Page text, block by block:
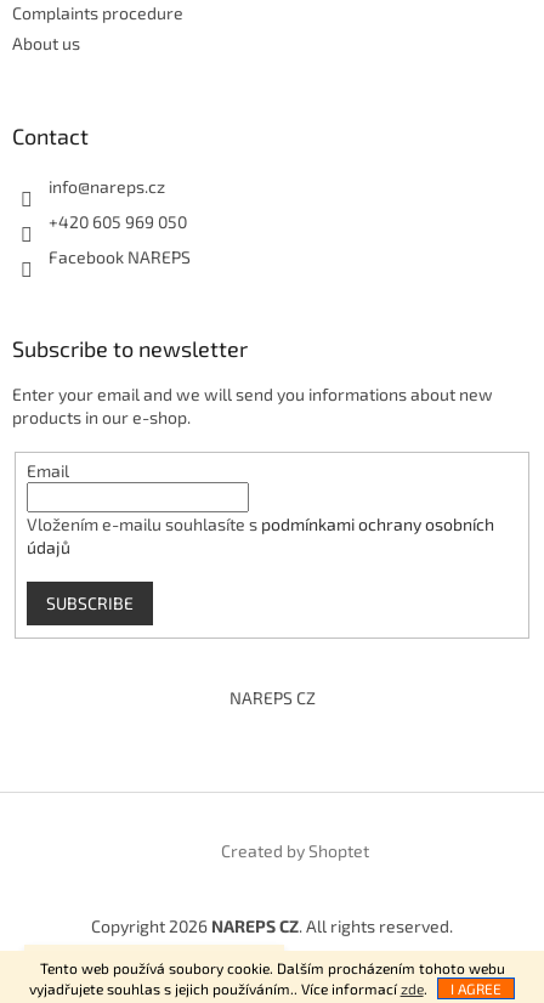
Tento web používá soubory cookie. Dalším procházením tohoto webu
vyjadřujete souhlas s jejich používáním.. Více informací zde. I AGREE
Vítejte na našem E-shopu.
Complaints procedure
About us
Contact
info@nareps.cz
+420 605 969 050
Facebook NAREPS
Subscribe to newsletter
Enter your email and we will send you informations about new
products in our e-shop.
Email
Vložením e-mailu souhlasíte s podmínkami ochrany osobních
údajů
SUBSCRIBE
NAREPS CZ
Created by Shoptet
Copyright 2026 NAREPS CZ. All rights reserved.
NajduZboží.cz